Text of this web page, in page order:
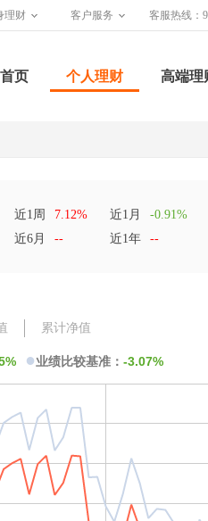
理财 客户服务 客服热线：
首页 个人理财 高端理
近1周 7.12% 近1月
-0.91%
近6月
-- 近1年 --
累计净值
●业绩比较基准： -3.07%